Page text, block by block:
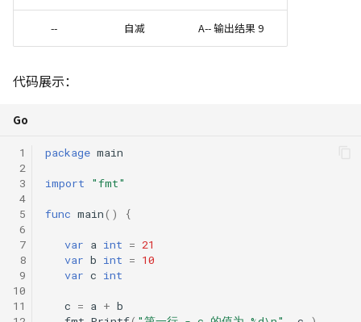
Python 复制拷贝的六种方
辨析
应对 OJ 系统的策略
474. 一和零
-- 自减 A-- 输出结果 9
代码展示：
Go
1
2
3
4
5
6
7
8
9
10
11
package main
import "fmt"
func main() {
var a int = 21
var b int = 10
var c int
c = a + b